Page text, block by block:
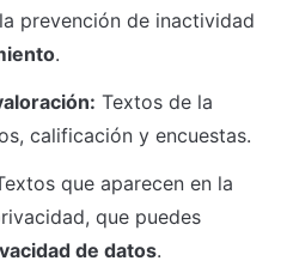
prevención de inactividad
.
Textos de la
calificación y encuestas.
que aparecen en la
que puedes
de datos.